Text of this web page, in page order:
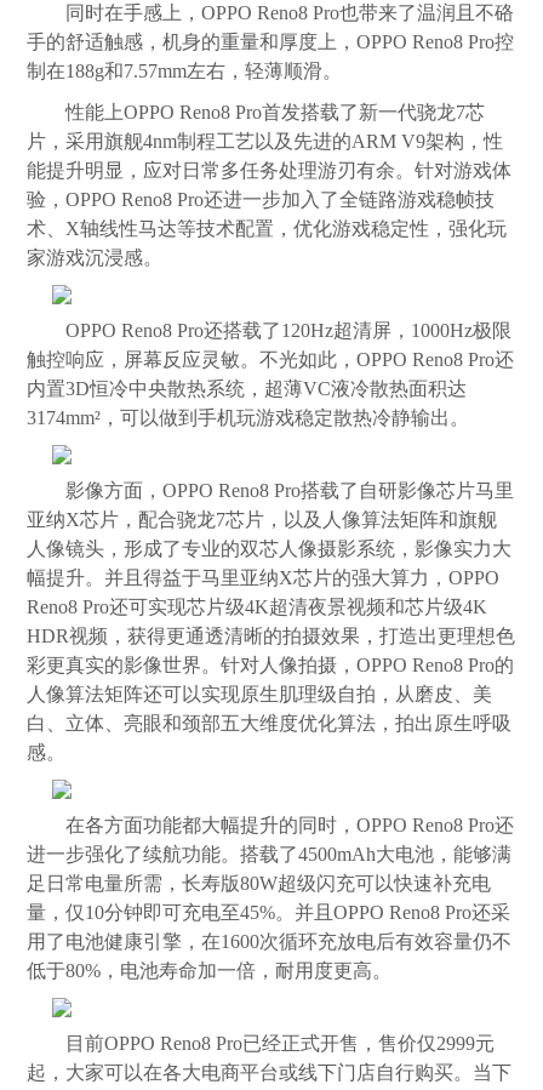
同时在手感上，OPPO Reno8 Pro也带来了温润且不硌
手的舒适触感，机身的重量和厚度上，OPPO Reno8 Pro控
制在188g和7.57mm左右，轻薄顺滑。
性能上OPPO Reno8 Pro首发搭载了新一代骁龙7芯
片，采用旗舰4nm制程工艺以及先进的ARM V9架构，性
能提升明显，应对日常多任务处理游刃有余。针对游戏体
验，OPPO Reno8 Pro还进一步加入了全链路游戏稳帧技
术、X轴线性马达等技术配置，优化游戏稳定性，强化玩
家游戏沉浸感。
OPPO Reno8 Pro还搭载了120Hz超清屏，1000Hz极限
触控响应，屏幕反应灵敏。不光如此，OPPO Reno8 Pro还
内置3D恒冷中央散热系统，超薄VC液冷散热面积达
3174mm²，可以做到手机玩游戏稳定散热冷静输出。
影像方面，OPPO Reno8 Pro搭载了自研影像芯片马里
亚纳X芯片，配合骁龙7芯片，以及人像算法矩阵和旗舰
人像镜头，形成了专业的双芯人像摄影系统，影像实力大
幅提升。并且得益于马里亚纳X芯片的强大算力，OPPO
Reno8 Pro还可实现芯片级4K超清夜景视频和芯片级4K
HDR视频，获得更通透清晰的拍摄效果，打造出更理想色
彩更真实的影像世界。针对人像拍摄，OPPO Reno8 Pro的
人像算法矩阵还可以实现原生肌理级自拍，从磨皮、美
白、立体、亮眼和颈部五大维度优化算法，拍出原生呼吸
感。
在各方面功能都大幅提升的同时，OPPO Reno8 Pro还
进一步强化了续航功能。搭载了4500mAh大电池，能够满
足日常电量所需，长寿版80W超级闪充可以快速补充电
量，仅10分钟即可充电至45%。并且OPPO Reno8 Pro还采
用了电池健康引擎，在1600次循环充放电后有效容量仍不
低于80%，电池寿命加一倍，耐用度更高。
目前OPPO Reno8 Pro已经正式开售，售价仅2999元
起，大家可以在各大电商平台或线下门店自行购买。当下